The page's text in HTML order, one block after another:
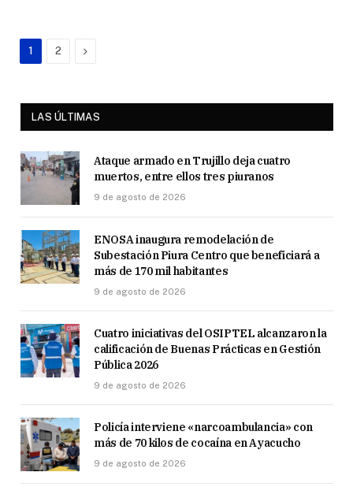
1 2 Next
LAS ÚLTIMAS
Ataque armado en Trujillo deja cuatro
muertos, entre ellos tres piuranos
9 de agosto de 2026
ENOSA inaugura remodelación de
Subestación Piura Centro que beneficiará a
más de 170 mil habitantes
9 de agosto de 2026
Cuatro iniciativas del OSIPTEL alcanzaron la
calificación de Buenas Prácticas en Gestión
Pública 2026
9 de agosto de 2026
Policía interviene «narcoambulancia» con
más de 70 kilos de cocaína en Ayacucho
9 de agosto de 2026